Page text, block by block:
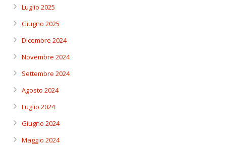
Luglio 2025
Giugno 2025
Dicembre 2024
Novembre 2024
Settembre 2024
Agosto 2024
Luglio 2024
Giugno 2024
Maggio 2024